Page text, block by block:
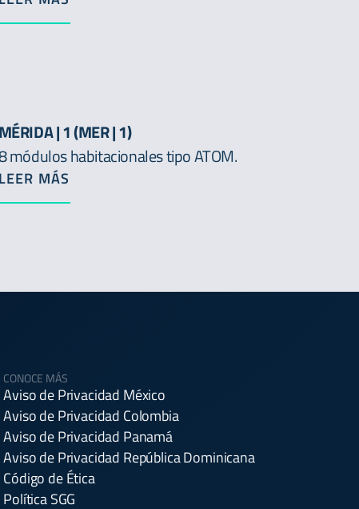
MÉRIDA | 1 (MER | 1)
módulos habitacionales tipo ATOM.
LEER MÁS
CONOCE MÁS
Aviso de Privacidad México
Aviso de Privacidad Colombia
Aviso de Privacidad Panamá
Aviso de Privacidad República Dominicana
Código de Ética
Política SGG